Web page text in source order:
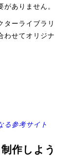
ありません。
ターライブラリ
わせてオリジナ
る参考サイト
作しよう